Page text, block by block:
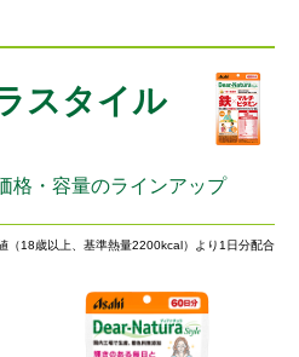
スタイル
格・容量のラインアップ
（18歳以上、基準熱量2200kcal）より1日分配合